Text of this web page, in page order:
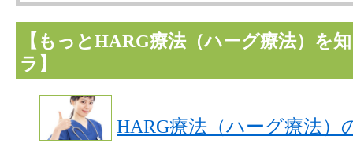
【もっとHARG療法（ハーグ療法）を
ラ】
HARG療法（ハーグ療法）